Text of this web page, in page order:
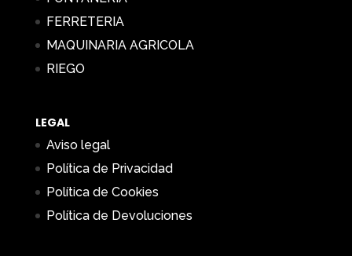
FERRETERIA
MAQUINARIA AGRICOLA
RIEGO
LEGAL
Aviso legal
Política de Privacidad
Política de Cookies
Política de Devoluciones